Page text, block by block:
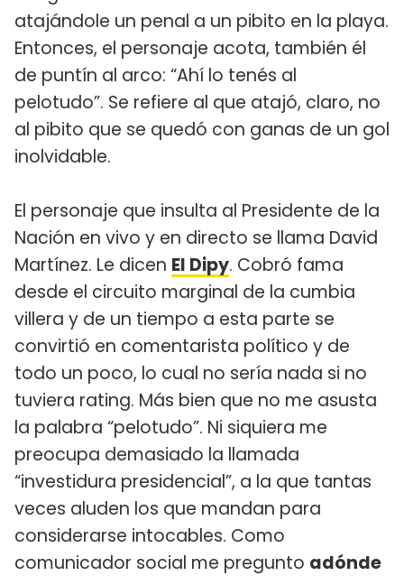
atajándole un penal a un pibito en la playa.
Entonces, el personaje acota, también él
de puntín al arco: “Ahí lo tenés al
pelotudo”. Se refiere al que atajó, claro, no
al pibito que se quedó con ganas de un gol
inolvidable.
El personaje que insulta al Presidente de la
Nación en vivo y en directo se llama David
Martínez. Le dicen El Dipy. Cobró fama
desde el circuito marginal de la cumbia
villera y de un tiempo a esta parte se
convirtió en comentarista político y de
todo un poco, lo cual no sería nada si no
tuviera rating. Más bien que no me asusta
la palabra “pelotudo”. Ni siquiera me
preocupa demasiado la llamada
“investidura presidencial”, a la que tantas
veces aluden los que mandan para
considerarse intocables. Como
comunicador social me pregunto adónde